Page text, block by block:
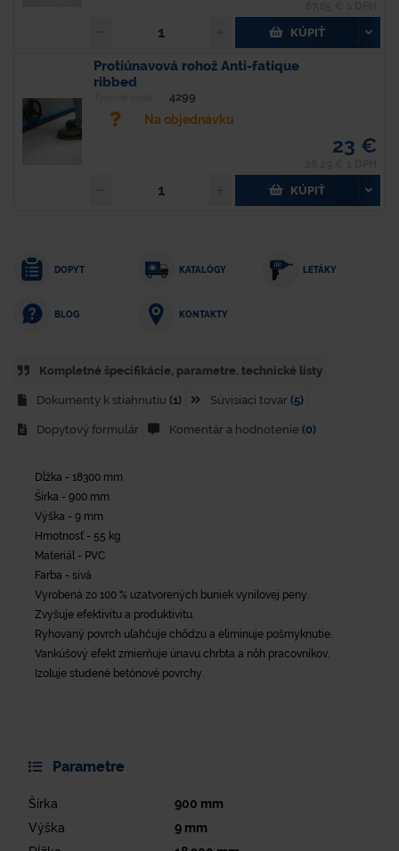
KÚPIŤ
Protiúnavová rohož Anti-fatique
ribbed
4299
Na objednávku
23 €
KÚPIŤ
DOPYT KATALÓGY LETÁKY
BLOG KONTAKTY
Kompletné špecifikácie, parametre. technické listy
Dokumenty k stiahnutiu (1) Súvisiaci tovar (5)
Dopytový formulár Komentár a hodnotenie (0)
Dĺžka - 18300 mm
Šírka - 900 mm
Výška - 9 mm
Hmotnosť - 55 kg
Materiál - PVC
Farba - sivá
Vyrobená zo 100 % uzatvorených buniek vynilovej peny.
Zvyšuje efektivitu a produktivitu.
Ryhovaný povrch uľahčuje chôdzu a eliminuje pošmyknutie.
Vankúšový efekt zmierňuje únavu chrbta a nôh pracovníkov.
Izoluje studené betónové povrchy.
Parametre
Šírka 900 mm
Výška
9mm